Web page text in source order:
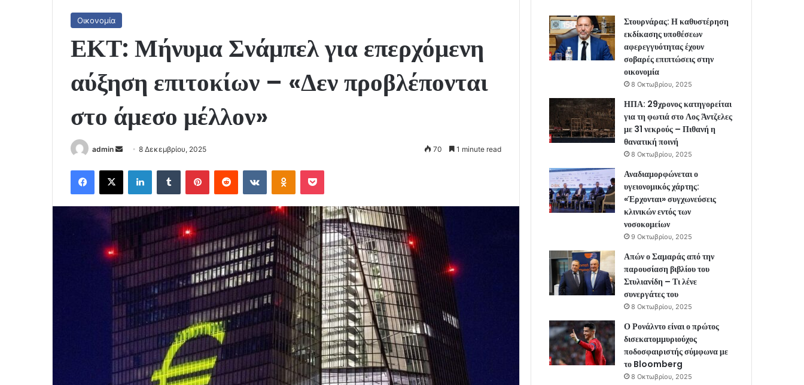
Οικονομία
ΕΚΤ: Μήνυμα Σνάμπελ για επερχόμενη
αύξηση επιτοκίων – «Δεν προβλέπονται
στο άμεσο μέλλον»
admin
Send
email
8 Δεκεμβρίου, 2025 70 1 minute read
Facebook
X LinkedInTumblr PinterestReddit VKontakteOdnoklassniki
Pocket
Στουρνάρας: Η καθυστέρηση
εκδίκασης υποθέσεων
αφερεγγυότητας έχουν
σοβαρές επιπτώσεις στην
οικονομία
8 Οκτωβρίου, 2025
ΗΠΑ: 29χρονος κατηγορείται
για τη φωτιά στο Λος Άντζελες
με 31 νεκρούς – Πιθανή η
θανατική ποινή
8 Οκτωβρίου, 2025
Αναδιαμορφώνεται ο
υγειονομικός χάρτης:
«Έρχονται» συγχωνεύσεις
κλινικών εντός των
νοσοκομείων
9 Οκτωβρίου, 2025
Απών ο Σαμαράς από την
παρουσίαση βιβλίου του
Στυλιανίδη – Τι λένε
συνεργάτες του
8 Οκτωβρίου, 2025
Ο Ρονάλντο είναι ο πρώτος
δισεκατομμυριούχος
ποδοσφαιριστής σύμφωνα με
το Bloomberg
8 Οκτωβρίου, 2025